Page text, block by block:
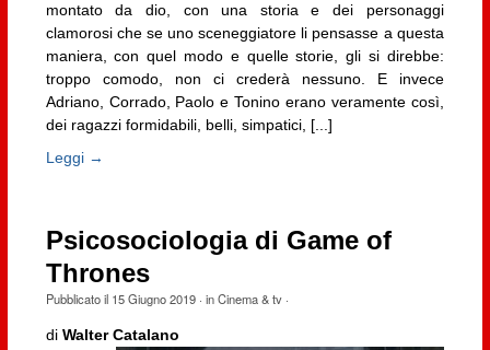
montato da dio, con una storia e dei personaggi
clamorosi che se uno sceneggiatore li pensasse a questa
maniera, con quel modo e quelle storie, gli si direbbe:
troppo comodo, non ci crederà nessuno. E invece
Adriano, Corrado, Paolo e Tonino erano veramente così,
dei ragazzi formidabili, belli, simpatici, [...]
Leggi →
Psicosociologia di Game of
Thrones
Pubblicato il 15 Giugno 2019· inCinema & tv·
di Walter Catalano